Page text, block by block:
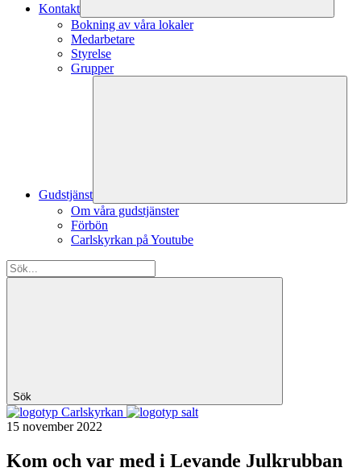
Kontakt
Bokning av våra lokaler
Medarbetare
Styrelse
Grupper
Gudstjänst
Om våra gudstjänster
Förbön
Carlskyrkan på Youtube
Sök
Carlskyrkan
15 november 2022
Kom och var med i Levande Julkrubban